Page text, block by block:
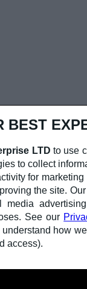
BEST
LTD to use
to collect
for marketing
the site.
See our
how
access).